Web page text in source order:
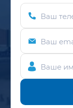
Ваш
Ваш
Ваше